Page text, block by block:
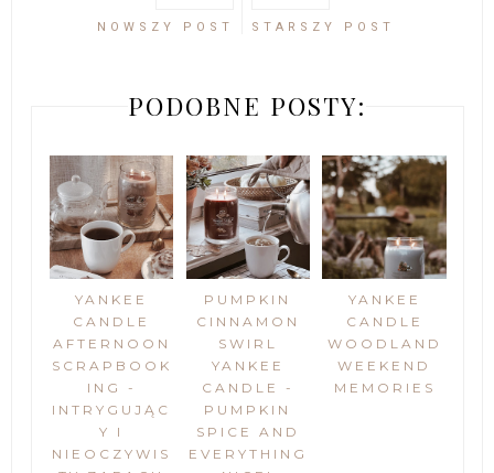
NOWSZY POST STARSZY POST
PODOBNE POSTY:
YANKEE
CANDLE
AFTERNOON
SCRAPBOOK
ING -
INTRYGUJĄC
Y I
NIEOCZYWIS
PUMPKIN
CINNAMON
SWIRL
YANKEE
CANDLE -
PUMPKIN
SPICE AND
EVERYTHING
YANKEE
CANDLE
WOODLAND
WEEKEND
MEMORIES